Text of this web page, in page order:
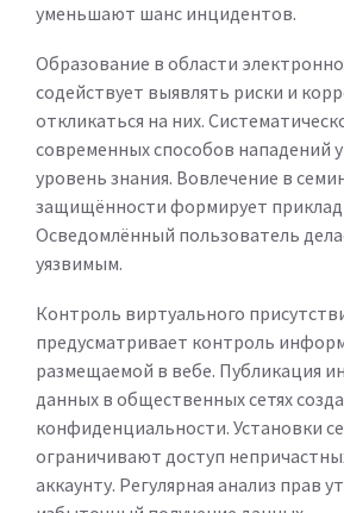
уменьшают шанс инцидентов.
Образование в области
содействует выявлять риски и
откликаться на них.
современных способов нападений
уровень знания. Вовлечение в
защищённости формирует
Осведомлённый пользователь
уязвимым.
Контроль виртуального
предусматривает контроль
размещаемой в вебе. Публикация
данных в общественных сетях
конфиденциальности. Установки
ограничивают доступ
аккаунту. Регулярная анализ прав